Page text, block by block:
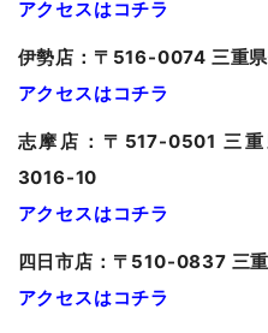
アクセスはコチラ
伊勢店：〒516-0074 三重
アクセスはコチラ
志摩店：〒517-0501 三
3016-10
アクセスはコチラ
四日市店：〒510-0837 三
アクセスはコチラ